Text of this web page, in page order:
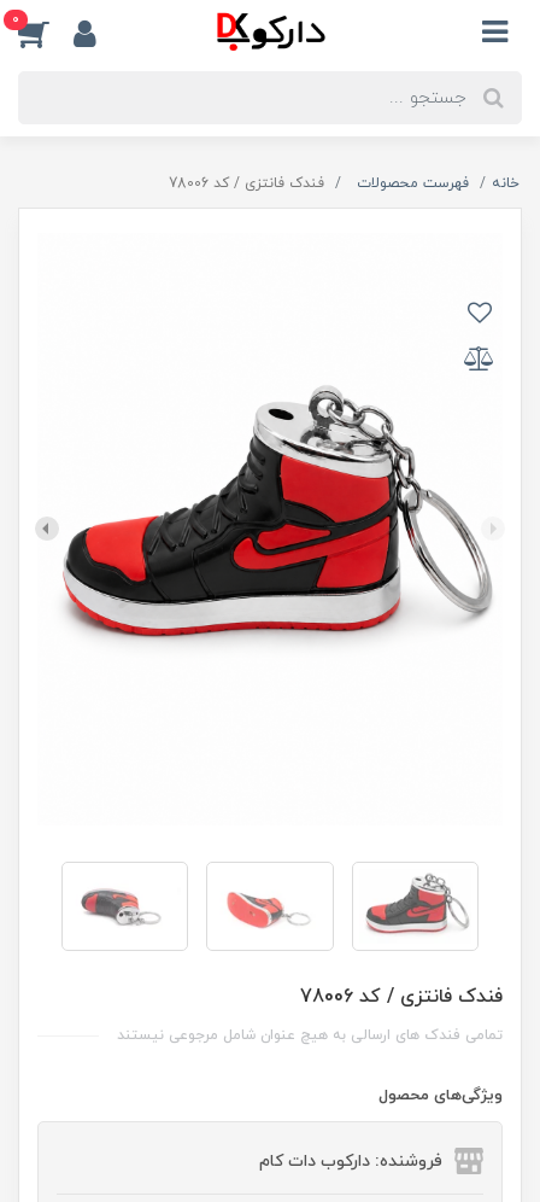
0
خانه فهرست محصولات فندک فانتزی / کد 78006
فندک فانتزی / کد 78006
تمامی فندک های ارسالی به هیچ عنوان شامل مرجوعی نیستند
ویژگی‌های محصول
فروشنده: دارکوب دات کام